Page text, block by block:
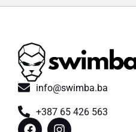
info@swimba.ba
+387 65 426 563